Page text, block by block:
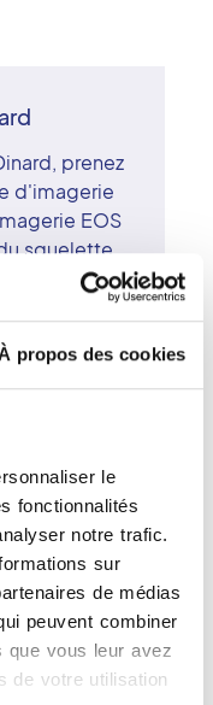
À propos des cookies
le
fonctionnalités
notre trafic.
sur
de médias
peuvent combiner
que vous leur avez
de votre utilisation
prenez
d'imagerie
EOS
squelette
pour l'étude
est
qu'aux
vos
Le
et la
radiologie